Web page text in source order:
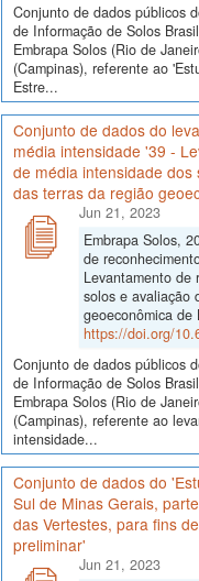
Conjunto de dados públicos
de Informação de Solos
Embrapa Solos (Rio de
(Campinas), referente ao
Estre...
Conjunto de dados do
média intensidade '39 -
de média intensidade
das terras da região
Jun 21, 2023
Embrapa Solos,
de
Levantamento de
solos e avaliação
geoeconômica de
https://doi.org/
Conjunto de dados públicos
de Informação de Solos
Embrapa Solos (Rio de
(Campinas), referente ao
intensidade...
Conjunto de dados do
Sul de Minas Gerais,
das Vertestes, para fins
preliminar'
Jun 21, 2023